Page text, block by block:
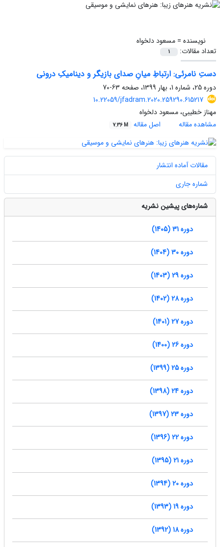
نویسنده =مسعود دلخواه
تعداد مقالات:
1
دستِ نامرئی: ارتباطِ میانِ صدای بازیگر و دینامیکِ درونی
دوره 25، شماره 1، بهار 1399، صفحه
63-70
10.22059/jfadram.2020.259290.615217
مهناز خطیبی، مسعود دلخواه
مشاهده مقاله
اصل مقاله 7.36 M
مقالات آماده انتشار
شماره جاری
شماره‌های پیشین نشریه
دوره 31 (1405)
دوره 30 (1404)
دوره 29 (1403)
دوره 28 (1402)
دوره 27 (1401)
دوره 26 (1400)
دوره 25 (1399)
دوره 24 (1398)
دوره 23 (1397)
دوره 22 (1396)
دوره 21 (1395)
دوره 20 (1394)
دوره 19 (1393)
دوره 18 (1392)